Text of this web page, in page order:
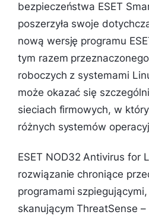
bezpieczeństwa ESET
poszerzyła swoje
nową wersję programu
tym razem
roboczych z systemami
może okazać się
sieciach firmowych, w
różnych systemów
ESET NOD32 Antivirus for
rozwiązanie chroniące
programami
skanującym ThreatSense